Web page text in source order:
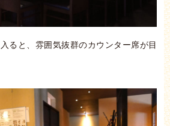
ると、雰囲気抜群のカウンター席が目